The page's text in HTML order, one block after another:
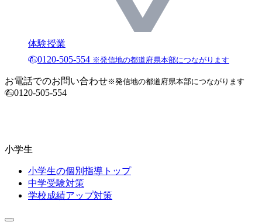
体験授業
0120-505-554 ※発信地の都道府県本部につながります
お電話でのお問い合わせ※発信地の都道府県本部につながります
0120-505-554
小学生
小学生の個別指導トップ
中学受験対策
学校成績アップ対策